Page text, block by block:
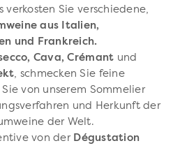
verkosten Sie verschiedene,
aus Italien,
und Frankreich.
Cava, Crémant und
, schmecken Sie feine
von unserem Sommelier
und Herkunft der
der Welt.
von der Dégustation